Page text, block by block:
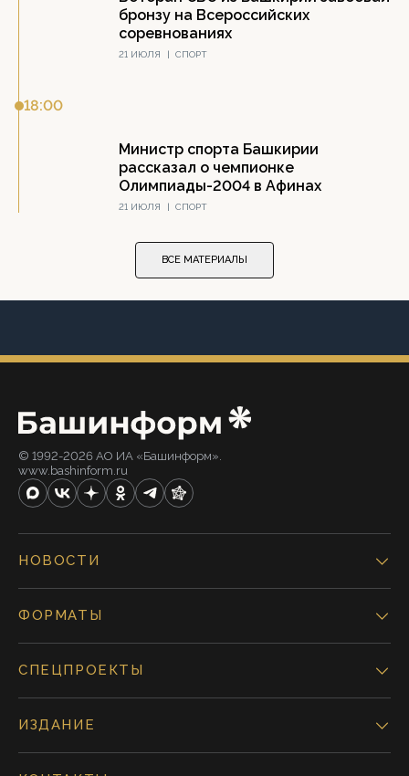
бронзу на Всероссийских
соревнованиях
21 ИЮЛЯ | СПОРТ
18:00
Министр спорта Башкирии
рассказал о чемпионке
Олимпиады-2004 в Афинах
21 ИЮЛЯ | СПОРТ
ВСЕ МАТЕРИАЛЫ
© 1992-2026 АО ИА «Башинформ».
www.bashinform.ru
НОВОСТИ
ФОРМАТЫ
СПЕЦПРОЕКТЫ
ИЗДАНИЕ